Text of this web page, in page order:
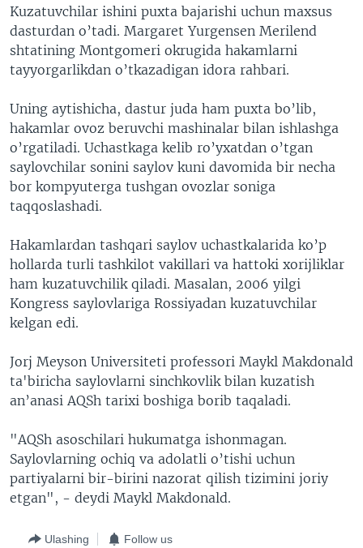
Kuzatuvchilar ishini puxta bajarishi uchun maxsus
dasturdan o’tadi. Margaret Yurgensen Merilend
shtatining Montgomeri okrugida hakamlarni
tayyorgarlikdan o’tkazadigan idora rahbari.
Uning aytishicha, dastur juda ham puxta bo’lib,
hakamlar ovoz beruvchi mashinalar bilan ishlashga
o’rgatiladi. Uchastkaga kelib ro’yxatdan o’tgan
saylovchilar sonini saylov kuni davomida bir necha
bor kompyuterga tushgan ovozlar soniga
taqqoslashadi.
Hakamlardan tashqari saylov uchastkalarida ko’p
hollarda turli tashkilot vakillari va hattoki xorijliklar
ham kuzatuvchilik qiladi. Masalan, 2006 yilgi
Kongress saylovlariga Rossiyadan kuzatuvchilar
kelgan edi.
Jorj Meyson Universiteti professori Maykl Makdonald
ta'biricha saylovlarni sinchkovlik bilan kuzatish
an’anasi AQSh tarixi boshiga borib taqaladi.
"AQSh asoschilari hukumatga ishonmagan.
Saylovlarning ochiq va adolatli o’tishi uchun
partiyalarni bir-birini nazorat qilish tizimini joriy
etgan", - deydi Maykl Makdonald.
Ulashing Follow us